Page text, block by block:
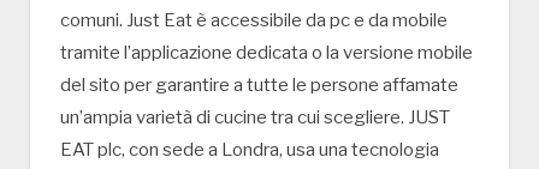
comuni. Just Eat è accessibile da pc e da mobile
tramite l’applicazione dedicata o la versione mobile
del sito per garantire a tutte le persone affamate
un’ampia varietà di cucine tra cui scegliere. JUST
EAT plc, con sede a Londra, usa una tecnologia